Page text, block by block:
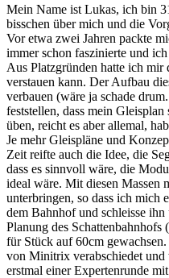
Mein Name ist Lukas, ich bin
bisschen über mich und die
Vor etwa zwei Jahren packte
immer schon faszinierte und
Aus Platzgründen hatte ich
verstauen kann. Der Aufbau
verbauen (wäre ja schade
feststellen, dass mein
üben, reicht es aber allemal,
Je mehr Gleispläne und
Zeit reifte auch die Idee, die
dass es sinnvoll wäre, die
ideal wäre. Mit diesen Massen
unterbringen, so dass ich mich
dem Bahnhof und schleisse
Planung des
für Stück auf 60cm
von Minitrix verabschiedet und
erstmal einer Expertenrunde